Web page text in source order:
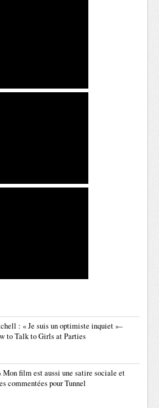
: « Je suis un optimiste inquiet »–
to Talk to Girls at Parties
Mon film est aussi une satire sociale et
commentées pour Tunnel